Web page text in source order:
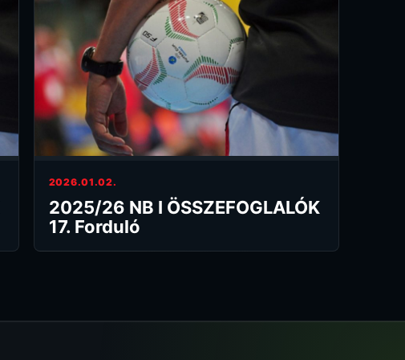
2026.01.02.
2025/26 NB I ÖSSZEFOGLALÓK
17. Forduló